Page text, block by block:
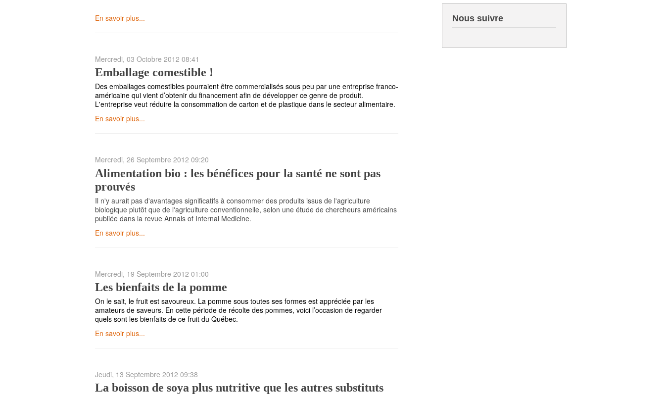
En savoir plus...
Mercredi, 03 Octobre 2012 08:41
Emballage comestible !
Des emballages comestibles pourraient être commercialisés sous peu par une entreprise franco-
américaine qui vient d’obtenir du financement afin de développer ce genre de produit.
L'entreprise veut réduire la consommation de carton et de plastique dans le secteur alimentaire.
En savoir plus...
Mercredi, 26 Septembre 2012 09:20
Alimentation bio : les bénéfices pour la santé ne sont pas
prouvés
Il n'y aurait pas d'avantages significatifs à consommer des produits issus de l'agriculture
biologique plutôt que de l'agriculture conventionnelle, selon une étude de chercheurs américains
publiée dans la revue Annals of Internal Medicine.
En savoir plus...
Mercredi, 19 Septembre 2012 01:00
Les bienfaits de la pomme
On le sait, le fruit est savoureux. La pomme sous toutes ses formes est appréciée par les
amateurs de saveurs. En cette période de récolte des pommes, voici l’occasion de regarder
quels sont les bienfaits de ce fruit du Québec.
En savoir plus...
Jeudi, 13 Septembre 2012 09:38
La boisson de soya plus nutritive que les autres substituts
Nous suivre